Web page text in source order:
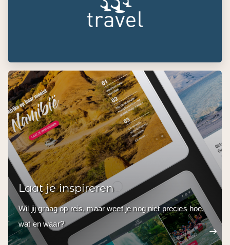
Laat je inspireren
Wil jij graag op reis, maar weet je nog niet precies hoe,
wat en waar?